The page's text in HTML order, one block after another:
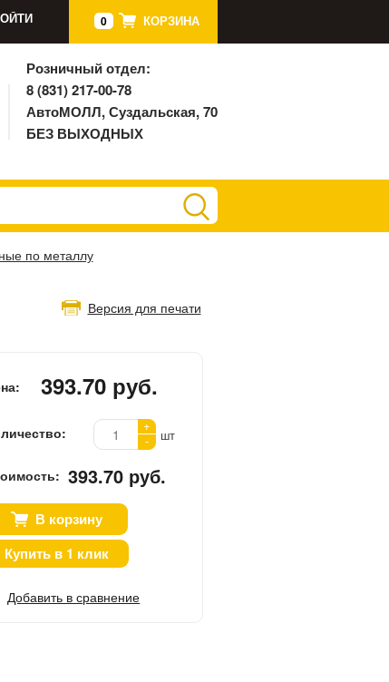
0 КОРЗИНА
Розничный отдел:
8 (831) 217-00-78
АвтоМОЛЛ, Суздальская, 70
БЕЗ ВЫХОДНЫХ
по металлу
Версия для печати
393.70 руб.
+
-
шт
393.70 руб.
В корзину
Купить в 1 клик
Добавить в сравнение